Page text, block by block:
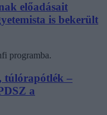
előadásait
is bekerült
programba.
túlórapótlék –
a